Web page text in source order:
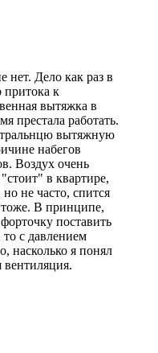
нет. Дело как раз в
притока к
вытяжка в
престала работать.
вытяжную
набегов
Воздух очень
в квартире,
не часто, спится
тоже. В принципе,
поставить
с давлением
насколько я понял
вентиляция.